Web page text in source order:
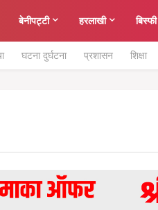
बेनीपट्टी हरलाखी बिस्फी
घटना दुर्घटना प्रशासन शिक्षा